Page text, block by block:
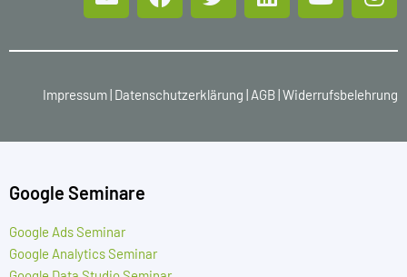
Impressum| Datenschutzerklärung | AGB|Widerrufsbelehrung
Google Seminare
Google Ads Seminar
Google Analytics Seminar